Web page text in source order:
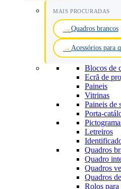
MAIS PROCURADAS
Quadros brancos
Acessórios para
Blocos de
Ecrã de
Paineis
Vitrinas
Paineis de
Porta-
Letreiros
Quadros
Quadro
Quadros
Quadros
Rolos para